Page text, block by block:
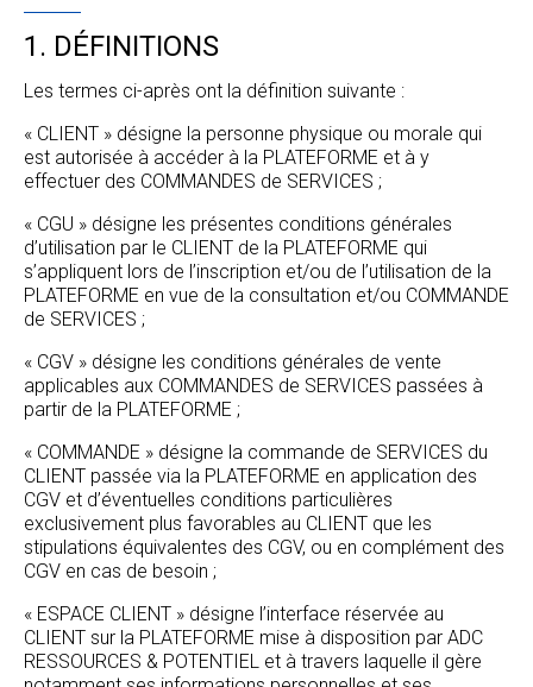
1. DÉFINITIONS
Les termes ci-après ont la définition suivante :
« CLIENT » désigne la personne physique ou morale qui
est autorisée à accéder à la PLATEFORME et à y
effectuer des COMMANDES de SERVICES ;
« CGU » désigne les présentes conditions générales
d’utilisation par le CLIENT de la PLATEFORME qui
s’appliquent lors de l’inscription et/ou de l’utilisation de la
PLATEFORME en vue de la consultation et/ou COMMANDE
de SERVICES ;
« CGV » désigne les conditions générales de vente
applicables aux COMMANDES de SERVICES passées à
partir de la PLATEFORME ;
« COMMANDE » désigne la commande de SERVICES du
CLIENT passée via la PLATEFORME en application des
CGV et d’éventuelles conditions particulières
exclusivement plus favorables au CLIENT que les
stipulations équivalentes des CGV, ou en complément des
CGV en cas de besoin ;
« ESPACE CLIENT » désigne l’interface réservée au
CLIENT sur la PLATEFORME mise à disposition par ADC
RESSOURCES & POTENTIEL et à travers laquelle il gère